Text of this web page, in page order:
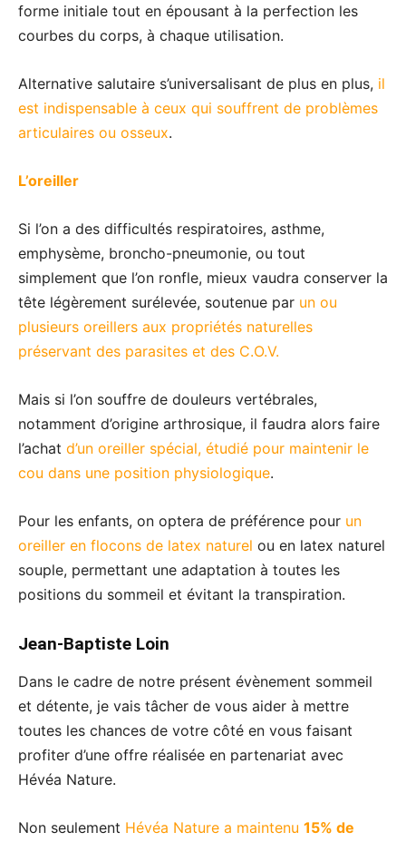
forme initiale tout en épousant à la perfection les
courbes du corps, à chaque utilisation.
Alternative salutaire s’universalisant de plus en plus, il
est indispensable à ceux qui souffrent de problèmes
articulaires ou osseux.
L’oreiller
Si l’on a des difficultés respiratoires, asthme,
emphysème, broncho-pneumonie, ou tout
simplement que l’on ronfle, mieux vaudra conserver la
tête légèrement surélevée, soutenue par un ou
plusieurs oreillers aux propriétés naturelles
préservant des parasites et des C.O.V.
Mais si l’on souffre de douleurs vertébrales,
notamment d’origine arthrosique, il faudra alors faire
l’achat d’un oreiller spécial, étudié pour maintenir le
cou dans une position physiologique.
Pour les enfants, on optera de préférence pour un
oreiller en flocons de latex naturel ou en latex naturel
souple, permettant une adaptation à toutes les
positions du sommeil et évitant la transpiration.
Jean-Baptiste Loin
Dans le cadre de notre présent évènement sommeil
et détente, je vais tâcher de vous aider à mettre
toutes les chances de votre côté en vous faisant
profiter d’une offre réalisée en partenariat avec
Hévéa Nature.
Non seulement Hévéa Nature a maintenu 15% de